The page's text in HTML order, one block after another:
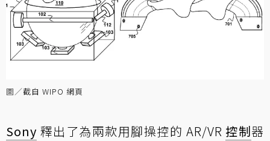
圖／截自 WIPO 網頁
Sony 釋出了為兩款用腳操控的 AR/VR 控制器